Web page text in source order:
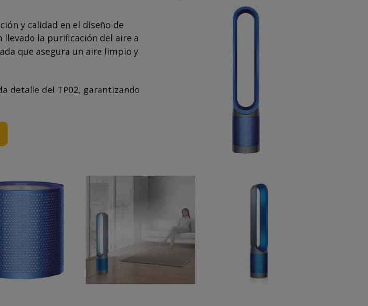
y calidad en el diseño de
llevado la purificación del aire a
que asegura un aire limpio y
detalle del TP02, garantizando